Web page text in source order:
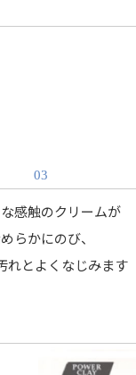
03
感触のクリームが
らかにのび、
れとよくなじみます